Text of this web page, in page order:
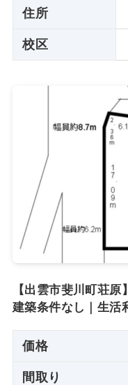
住所
校区
【出雲市斐川町荘原
建築条件なし｜生活
価格
間取り